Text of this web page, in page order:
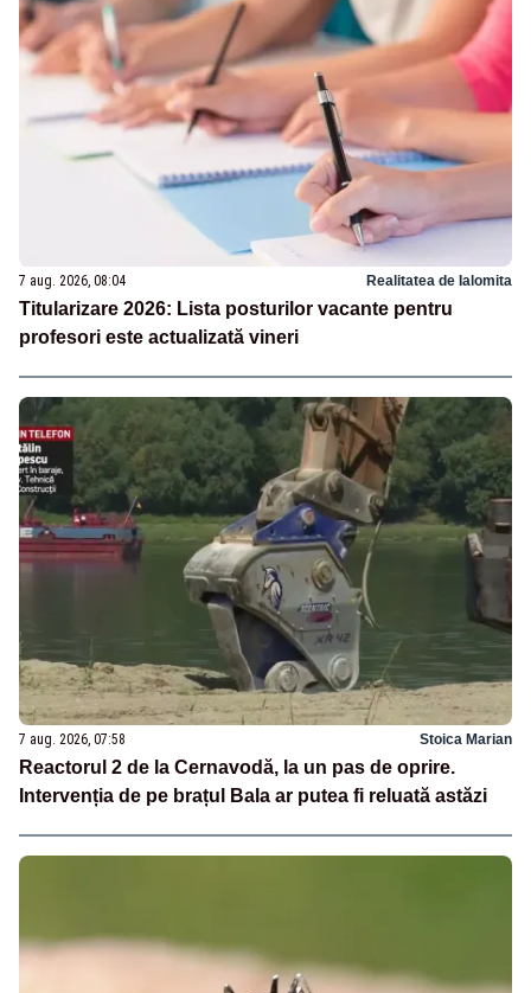
7 aug. 2026, 08:04 Realitatea de Ialomita
Titularizare 2026: Lista posturilor vacante pentru
profesori este actualizată vineri
7 aug. 2026, 07:58 Stoica Marian
Reactorul 2 de la Cernavodă, la un pas de oprire.
Intervenția de pe brațul Bala ar putea fi reluată astăzi